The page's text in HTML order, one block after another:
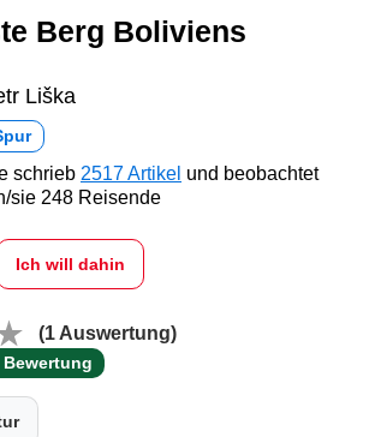
Berg Boliviens
Liška
schrieb 2517 Artikel und beobachtet
sie 248 Reisende
Ich will dahin
(1 Auswertung)